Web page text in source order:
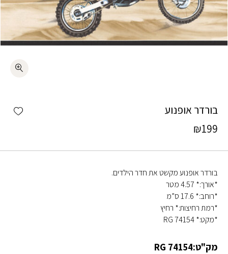
בורדר אופנוע
₪199
בורדר אופנוע מקשט את חדר הילדים.
*אורך:* 4.57 מטר
*רוחב:* 17.6 ס”מ
*רמת רחיצות:* רחיץ
*מקט:* RG 74154
מק"ט:RG 74154